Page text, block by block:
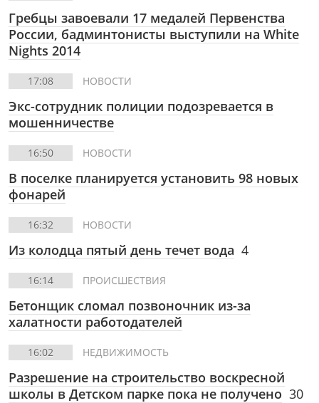
Гребцы завоевали 17 медалей Первенства
России, бадминтонисты выступили на White
Nights 2014
17:08 НОВОСТИ
Экс-сотрудник полиции подозревается в
мошенничестве
16:50 НОВОСТИ
В поселке планируется установить 98 новых
фонарей
16:32 НОВОСТИ
Из колодца пятый день течет вода 4
16:14 ПРОИСШЕСТВИЯ
Бетонщик сломал позвоночник из-за
халатности работодателей
16:02 НЕДВИЖИМОСТЬ
Разрешение на строительство воскресной
школы в Детском парке пока не получено 30